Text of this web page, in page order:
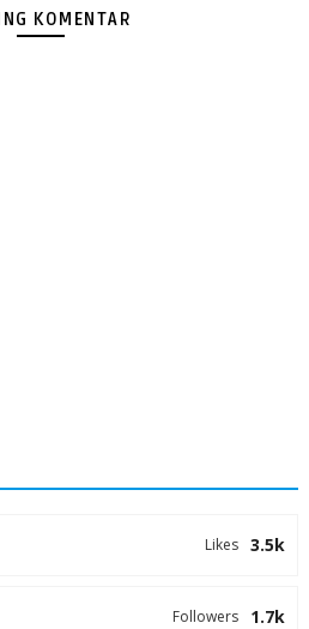
KOMENTAR
3.5k
Likes
1.7k
Followers